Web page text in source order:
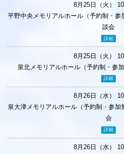
8月25日（火）
平野中央メモリアルホール（予約制・参
談会
詳細
8月25日（火）
泉北メモリアルホール（予約制・参
詳細
8月26日（水）
泉大津メモリアルホール（予約制・参
会
詳細
8月26日（水）